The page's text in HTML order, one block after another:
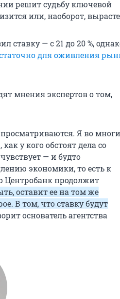
решит судьбу ключевой
или, наоборот,
ставку — с 21 до 20 %,
для оживления
мнения экспертов о том,
Я во
у кого обстоят дела со
— и будто
экономики, то есть к
Центробанк продолжит
оставит ее на том же
В том, что ставку будут
основатель агентства